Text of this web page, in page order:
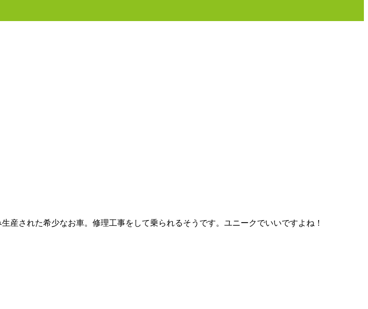
産された希少なお車。修理工事をして乗られるそうです。ユニークでいいですよね！